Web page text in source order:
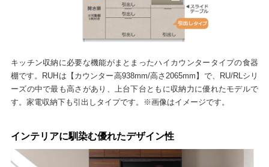
キッチン収納に必要な機能がまとまったハイカウンタータイプの食器
棚です。RUHは【カウンター高938mm/高さ2065mm】で、RU/RLシリ
ーズの中で最も高さがあり、上台下台ともに収納力に優れたモデルで
す。家電収納下も引出しタイプです。※画像はイメージです。
インテリアに馴染む優れたデザイン性